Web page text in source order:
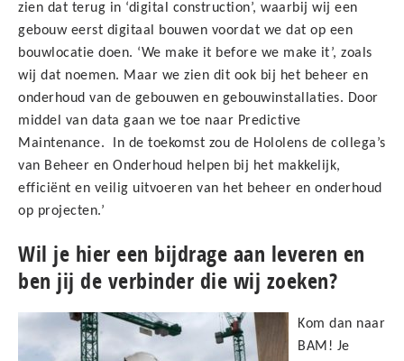
zien dat terug in ‘digital construction’, waarbij wij een
gebouw eerst digitaal bouwen voordat we dat op een
bouwlocatie doen. ‘We make it before we make it’, zoals
wij dat noemen. Maar we zien dit ook bij het beheer en
onderhoud van de gebouwen en gebouwinstallaties. Door
middel van data gaan we toe naar Predictive
Maintenance.
In de toekomst zou de Hololens de collega’s
van Beheer en Onderhoud helpen bij het makkelijk,
efficiënt en veilig uitvoeren van het beheer en onderhoud
op projecten.’
Wil je hier een bijdrage aan leveren en
ben jij de verbinder die wij zoeken?
Kom dan naar
BAM! Je